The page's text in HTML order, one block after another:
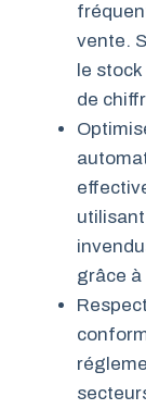
vente.
le
de
grâce